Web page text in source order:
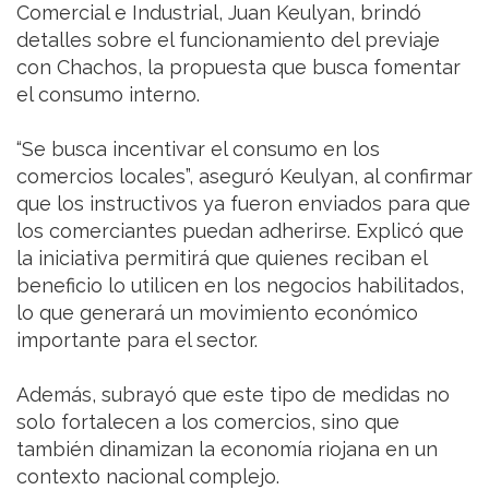
Comercial e Industrial, Juan Keulyan, brindó
detalles sobre el funcionamiento del previaje
con Chachos, la propuesta que busca fomentar
el consumo interno.
“Se busca incentivar el consumo en los
comercios locales”, aseguró Keulyan, al confirmar
que los instructivos ya fueron enviados para que
los comerciantes puedan adherirse. Explicó que
la iniciativa permitirá que quienes reciban el
beneficio lo utilicen en los negocios habilitados,
lo que generará un movimiento económico
importante para el sector.
Además, subrayó que este tipo de medidas no
solo fortalecen a los comercios, sino que
también dinamizan la economía riojana en un
contexto nacional complejo.